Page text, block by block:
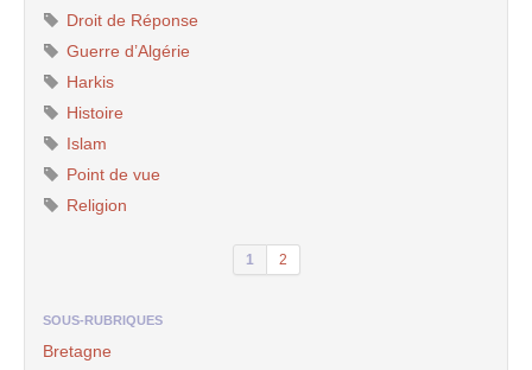
Droit de Réponse
Guerre d’Algérie
Harkis
Histoire
Islam
Point de vue
Religion
1 2
SOUS-RUBRIQUES
Bretagne